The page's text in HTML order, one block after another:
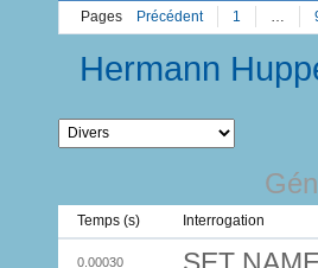
Pages Précédent 1 …
Hermann
Temps (s) Interrogation
0.00030 SET